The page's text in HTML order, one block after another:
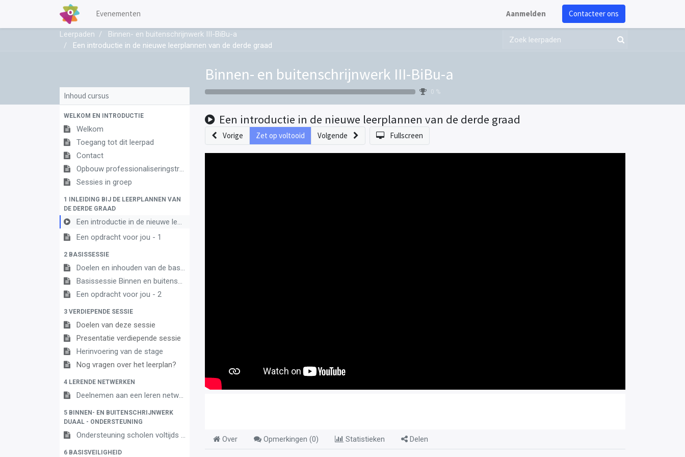
Evenementen Aanmelden Contacteer ons
Leerpaden
Binnen- en buitenschrijnwerk III-BiBu-a
Een introductie in de nieuwe leerplannen van de derde graad
Binnen- en buitenschrijnwerk III-BiBu-a
0 %
Inhoud cursus
WELKOM EN INTRODUCTIE
Welkom
Toegang tot dit leerpad
Contact
Opbouw professionaliseringstraject
Sessies in groep
1 INLEIDING BIJ DE LEERPLANNEN VAN
DE DERDE GRAAD
Een introductie in de nieuwe leerplannen van de derde graad
Een opdracht voor jou - 1
2 BASISSESSIE
Doelen en inhouden van de basissessie
Basissessie Binnen en buitenschrijnwerk 3A
Een opdracht voor jou - 2
3 VERDIEPENDE SESSIE
Doelen van deze sessie
Presentatie verdiepende sessie
Herinvoering van de stage
Nog vragen over het leerplan?
4 LERENDE NETWERKEN
Deelnemen aan een leren netwerk
5 BINNEN- EN BUITENSCHRIJNWERK
DUAAL - ONDERSTEUNING
Ondersteuning scholen voltijds onderwijs en centra leren en werken
6 BASISVEILIGHEID
Een introductie in de nieuwe leerplannen van de derde graad
Vorige Zet op voltooid Volgende Fullscreen
Over Opmerkingen (0) Statistieken Delen